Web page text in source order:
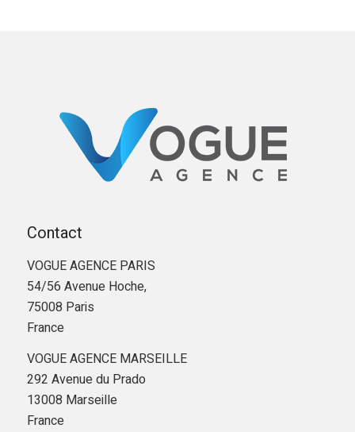
Contact
VOGUE AGENCE PARIS
54/56 Avenue Hoche,
75008 Paris
France
VOGUE AGENCE MARSEILLE
292 Avenue du Prado
13008 Marseille
France